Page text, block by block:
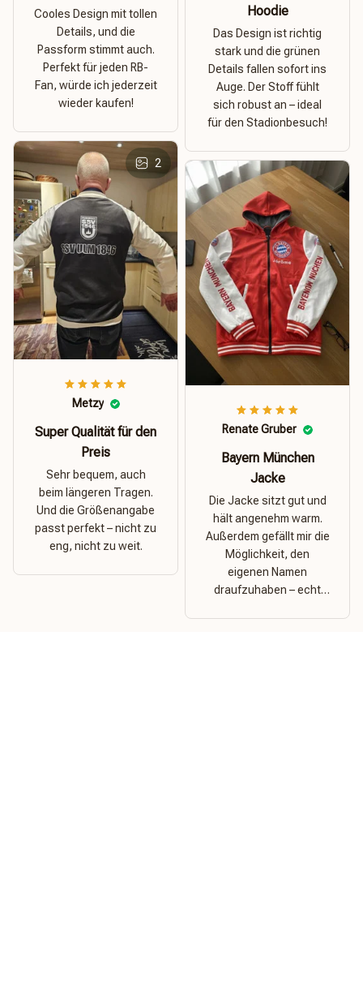
Cooles Design mit tollen
Details, und die
Passform stimmt auch.
Perfekt für jeden RB-
Fan, würde ich jederzeit
wieder kaufen!
Hoodie
Das Design ist richtig
stark und die grünen
Details fallen sofort ins
Auge. Der Stoff fühlt
sich robust an – ideal
für den Stadionbesuch!
2
Metzy
Super Qualität für den
Preis
Sehr bequem, auch
beim längeren Tragen.
Und die Größenangabe
passt perfekt – nicht zu
eng, nicht zu weit.
Renate Gruber
Bayern München
Jacke
Die Jacke sitzt gut und
hält angenehm warm.
Außerdem gefällt mir die
Möglichkeit, den
eigenen Namen
draufzuhaben – echt